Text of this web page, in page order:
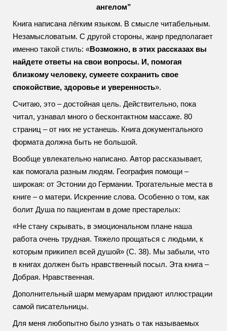
ангелом”
Книга написана лёгким языком. В смысле читабельным.
Незамысловатым. С другой стороны, жанр предполагает
именно такой стиль: «Возможно, в этих рассказах вы
найдете ответы на свои вопросы. И, помогая
близкому человеку, сумеете сохранить свое
спокойствие, здоровье и уверенность».
Считаю, это – достойная цель. Действительно, пока
читал, узнавал много о бесконтактном массаже. 80
страниц – от них не устанешь. Книга документального
формата должна быть не большой.
Вообще увлекательно написано. Автор рассказывает,
как помогала разным людям. География помощи –
широкая: от Эстонии до Германии. Трогательные места в
книге – о матери. Искренние слова. Особенно о том, как
болит Душа по пациентам в доме престарелых:
«Не стану скрывать, в эмоциональном плане наша
работа очень трудная. Тяжело прощаться с людьми, к
которым прикипел всей душой» (С. 38). Мы забыли, что
в книгах должен быть нравственный посыл. Эта книга –
Добрая. Нравственная.
Дополнительный шарм мемуарам придают иллюстрации
самой писательницы.
Для меня любопытно было узнать о так называемых